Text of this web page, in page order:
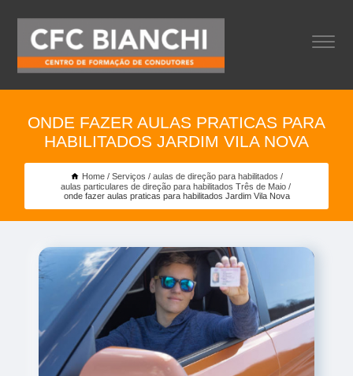
ONDE FAZER AULAS PRATICAS PARA
HABILITADOS JARDIM VILA NOVA
Home Serviços
aulas de direção para habilitados
aulas particulares de direção para habilitados Três de Maio
onde fazer aulas praticas para habilitados Jardim Vila Nova